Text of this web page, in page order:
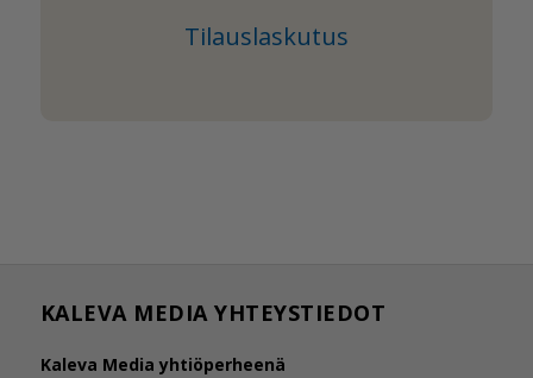
Tilauslaskutus
KALEVA MEDIA YHTEYSTIEDOT
Kaleva Media yhtiöperheenä